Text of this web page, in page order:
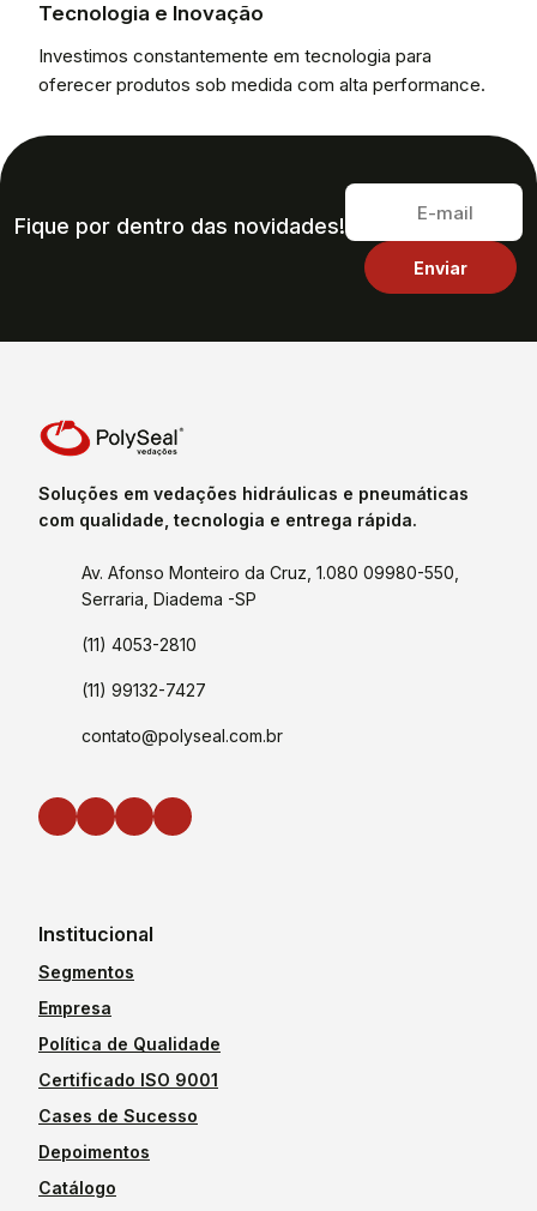
Tecnologia e Inovação
Investimos constantemente em tecnologia para
oferecer produtos sob medida com alta performance.
Fique por dentro das novidades!
Soluções em vedações hidráulicas e pneumáticas
com qualidade, tecnologia e entrega rápida.
Av. Afonso Monteiro da Cruz, 1.080 09980-550,
Serraria, Diadema -SP
(11) 4053-2810
(11) 99132-7427
contato@polyseal.com.br
Institucional
Segmentos
Empresa
Política de Qualidade
Certificado ISO 9001
Cases de Sucesso
Depoimentos
Catálogo